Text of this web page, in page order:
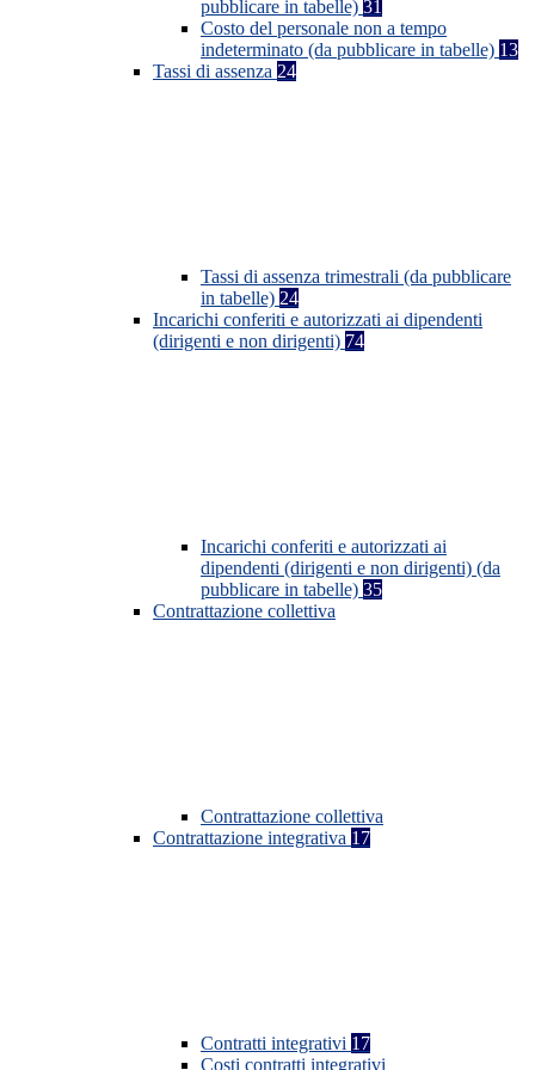
pubblicare in tabelle) 31
Costo del personale non a tempo
indeterminato (da pubblicare in tabelle) 13
Tassi di assenza 24
Tassi di assenza trimestrali (da pubblicare
in tabelle) 24
Incarichi conferiti e autorizzati ai dipendenti
(dirigenti e non dirigenti) 74
Incarichi conferiti e autorizzati ai
dipendenti (dirigenti e non dirigenti) (da
pubblicare in tabelle) 35
Contrattazione collettiva
Contrattazione collettiva
Contrattazione integrativa 17
Contratti integrativi 17
Costi contratti integrativi